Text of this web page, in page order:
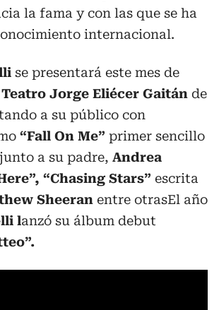
la fama y con las que se ha
internacional.
se presentará este mes de
Teatro Jorge Eliécer Gaitán de
a su público con
“Fall On Me” primer sencillo
a su padre, Andrea
“Chasing Stars” escrita
Sheeran entre otrasEl año
lanzó su álbum debut